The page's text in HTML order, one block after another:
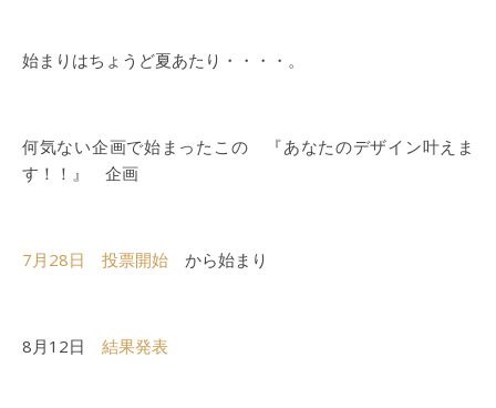
始まりはちょうど夏あたり・・・・。
何気ない企画で始まったこの 『あなたのデザイン叶えま
す！！』 企画
7月28日 投票開始 から始まり
8月12日 結果発表